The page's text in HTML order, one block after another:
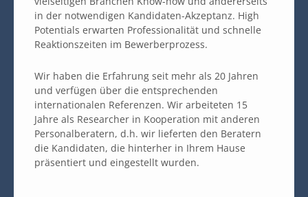
in der notwendigen Kandidaten-Akzeptanz. High
Potentials erwarten Professionalität und schnelle
Reaktionszeiten im Bewerberprozess.
Wir haben die Erfahrung seit mehr als 20 Jahren
und verfügen über die entsprechenden
internationalen Referenzen. Wir arbeiteten 15
Jahre als Researcher in Kooperation mit anderen
Personalberatern, d.h. wir lieferten den Beratern
die Kandidaten, die hinterher in Ihrem Hause
präsentiert und eingestellt wurden.